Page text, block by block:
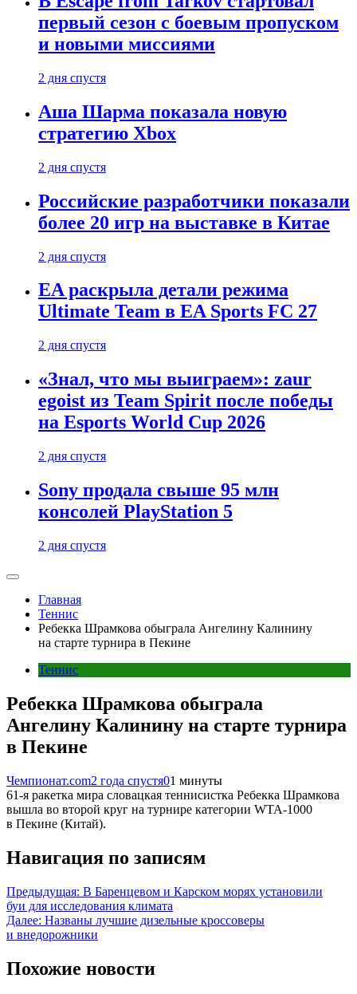
первый сезон с боевым пропуском
и новыми миссиями
2 дня спустя
Аша Шарма показала новую
стратегию Xbox
2 дня спустя
Российские разработчики показали
более 20 игр на выставке в Китае
2 дня спустя
EA раскрыла детали режима
Ultimate Team в EA Sports FC 27
2 дня спустя
«Знал, что мы выиграем»: zaur
egoist из Team Spirit после победы
на Esports World Cup 2026
2 дня спустя
Sony продала свыше 95 млн
консолей PlayStation 5
2 дня спустя
Главная
Теннис
Ребекка Шрамкова обыграла Ангелину Калинину
на старте турнира в Пекине
Теннис
Ребекка Шрамкова обыграла
Ангелину Калинину на старте турнира
в Пекине
Чемпионат.com2 года спустя01 минуты
61-я ракетка мира словацкая теннисистка Ребекка Шрамкова
вышла во второй круг на турнире категории WTA-1000
в Пекине (Китай).
Навигация по записям
Предыдущая: В Баренцевом и Карском морях установили
буи для исследования климата
Далее: Названы лучшие дизельные кроссоверы
и внедорожники
Похожие новости